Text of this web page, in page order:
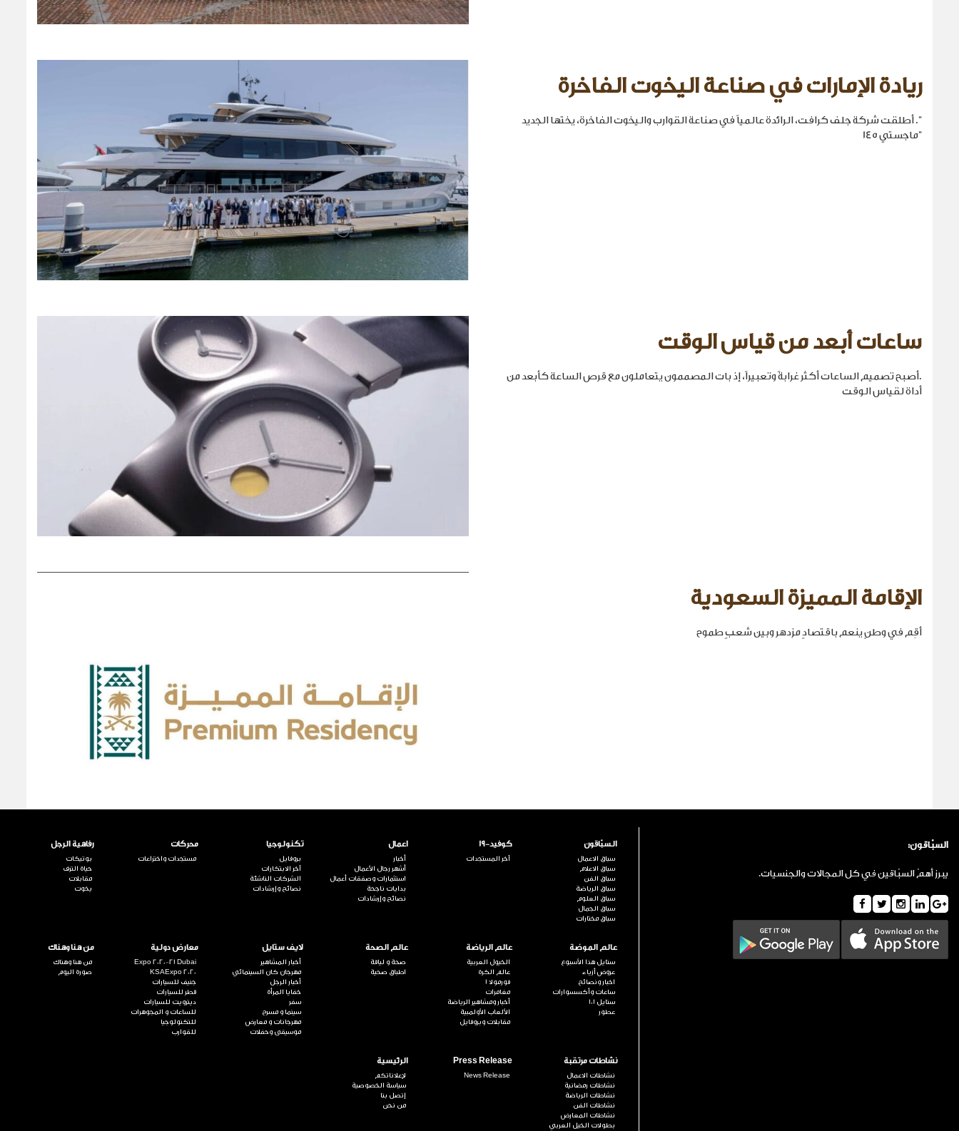
ريادة الإمارات في صناعة اليخوت الفاخرة
". أطلقت شركة جلف كرافت، الرائدة عالمياً في صناعة القوارب واليخوت الفاخرة، يختها الجديد
"ماجستي 145
ساعات أبعد من قياس الوقت
.أصبح تصميم الساعات أكثر غرابةً وتعبيراً، إذ بات المصممون يتعاملون مع قرص الساعة كأبعد من
أداة لقياس الوقت
الإقامة المميزة السعودية
أقِم في وطنٍ ينعم باقتصادٍ مزدهر وبين شعبٍ طموح
السبّاقون
سباق الاعمال
سباق الاعلام
سباق الفن
سباق الرياضة
سباق العلوم
سباق الجمال
سباق مختارات
كوفيد-19
آخر المستجدات
اعمال
أخبار
أشهر رجال الأعمال
استثمارات وصفقات أعمال
بدايات ناجحة
نصائح وإرشادات
تكنولوجيا
بروفايل
آخر الابتكارات
الشركات الناشئة
نصائح وإرشادات
محركات
مستجدات واختراعات
رفاهية الرجل
بوتيكات
حياة الترف
مقابلات
يخوت
عالم الموضة
ستايل هذا الأسبوع
عروض أزياء
اخبار ونصائح
ساعات وأكسسوارات
ستايل 101
عطور
عالم الرياضة
الخيول العربية
عالم الكرة
فورمولا 1
مغامرات
أخبار ومشاهير الرياضة
الألعاب الأولمبية
مقابلات وبروفايل
عالم الصحة
صحة و لياقة
اطباق صحية
لايف ستايل
أخبار المشاهير
مهرجان كان السينمائي
أخبار الرجل
خفايا المرأة
سفر
سينما و مسرح
مهرجانات و معارض
موسيقى وحفلات
معارض دولية
Expo 2020-21 Dubai
KSAExpo 2020
جنيف للسيارات
قطر للسيارات
ديترويت للسيارات
للساعات و المجوهرات
للتكنولوجيا
للقوارب
من هنا وهناك
من هنا وهناك
صورة اليوم
نشاطات مرتقبة
نشاطات الاعمال
نشاطات رمضانية
نشاطات الرياضة
نشاطات الفن
نشاطات المعارض
بطولات الخيل العربي
Press Release
News Release
الرئيسية
لإعلاناتكم
سياسة الخصوصية
إتصل بنا
من نحن
السبّاقون:
يبرز أهمّ السبّاقين في كل المجالات والجنسيات.